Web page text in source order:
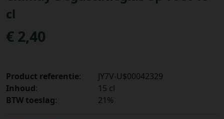
cl
€ 2,40
Product referentie:
JY7V-U$00042329
Inhoud:
15 cl
BTW toeslag: 21%